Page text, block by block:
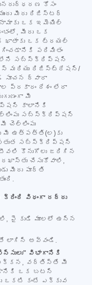
కోసం
మీరు రిజిస్టర్
ఒక ఇమెయిల్
మీరు ఒక
ఖాతాకు ఒక ట్రయల్
పరిమితం
లేని సబ్‌స్క్రిప్షన్
మరియు రిజిస్ట్రేషన్/
సూచన ద్వారా
ప్రకారం దేశం లేదా
మీ
కాలానికి
సబ్‌స్క్రిప్షన్
చెల్లింపు
మీ ఉత్పత్తి(ల)కు
సబ్‌స్క్రిప్షన్
కొనుగోలు జరిగిన
చేసుకోవాలి,
మీరు పూర్తి
విధంగా రద్దు
పై కుడి మూలలో ఉన్న
లాగిన్ అవ్వండి.
విభాగానికి
వర్తిస్తే మీ
ఒక బటన్
ఒకటి కంటే ఎక్కువ